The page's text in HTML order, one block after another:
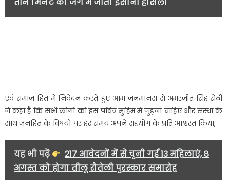
तीन मिनट की जंग में जीता इंसानी हौसला
एवं समाज हित में निवेदन करते हुए आम जनमानस से अमरजीत सिंह सेठी
ने कहा है कि सभी लोगों को इस पवित्र मुहिम में जुड़ना चाहिए और संस्था के
साथ जनहित के विषयों पर हर समय अपने सहयोग के प्रति आश्वस्त किया,
यह भी पढ़ें
217 आवेदनों में से चुनी गईं 13 महिलाएं, 8
अगस्त को होगा तीलू रौतेली पुरस्कार समारोह